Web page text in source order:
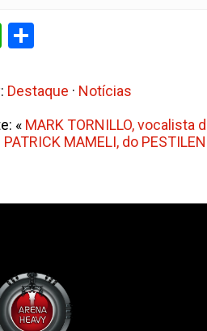
WhatsApp
Destaque · Notícias
« MARK TORNILLO, vocalista
PATRICK MAMELI, do